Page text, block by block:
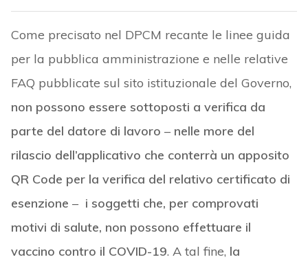
Come precisato nel DPCM recante le linee guida
per la pubblica amministrazione e nelle relative
FAQ pubblicate sul sito istituzionale del Governo,
non possono essere sottoposti a verifica da
parte del datore di lavoro – nelle more del
rilascio dell’applicativo che conterrà un apposito
QR Code per la verifica del relativo certificato di
esenzione –i soggetti che, per comprovati
motivi di salute, non possono effettuare il
vaccino contro il COVID-19. A tal fine, la